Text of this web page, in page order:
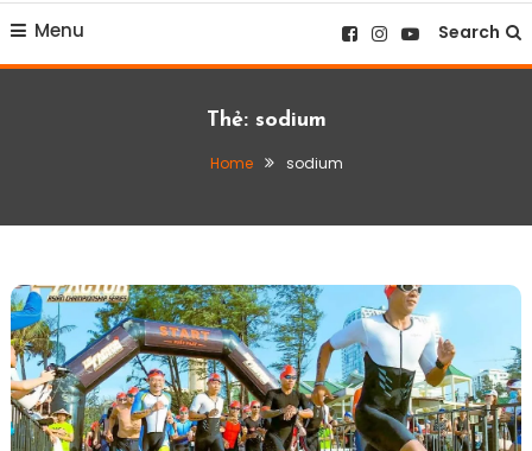
Menu Search
Thẻ: sodium
Home sodium